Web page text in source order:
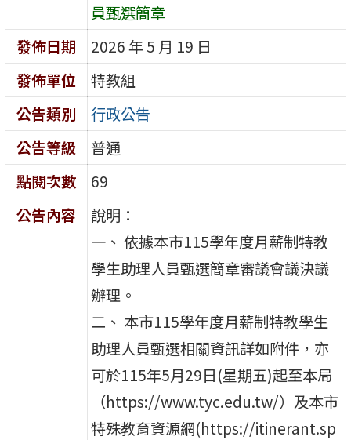
員甄選簡章
發佈日期
2026 年 5 月 19 日
發佈單位
特教組
公告類別
行政公告
公告等級
普通
點閱次數
69
公告內容
說明：
一、 依據本市115學年度月薪制特教
學生助理人員甄選簡章審議會議決議
辦理。
二、 本市115學年度月薪制特教學生
助理人員甄選相關資訊詳如附件，亦
可於115年5月29日(星期五)起至本局
（https://www.tyc.edu.tw/）及本市
特殊教育資源網(https://itinerant.sp